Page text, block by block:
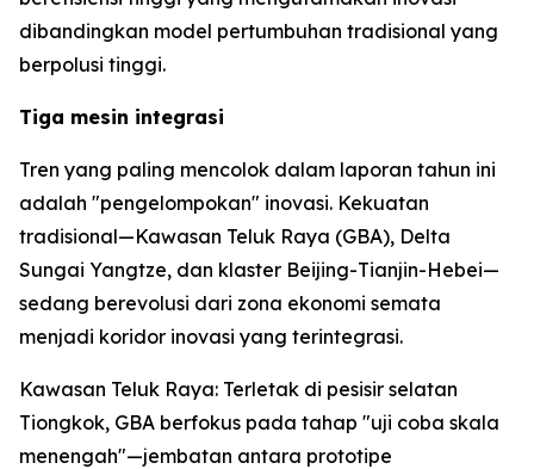
dibandingkan model pertumbuhan tradisional yang
berpolusi tinggi.
Tiga mesin integrasi
Tren yang paling mencolok dalam laporan tahun ini
adalah "pengelompokan" inovasi. Kekuatan
tradisional—Kawasan Teluk Raya (GBA), Delta
Sungai Yangtze, dan klaster Beijing-Tianjin-Hebei—
sedang berevolusi dari zona ekonomi semata
menjadi koridor inovasi yang terintegrasi.
Kawasan Teluk Raya: Terletak di pesisir selatan
Tiongkok, GBA berfokus pada tahap "uji coba skala
menengah"—jembatan antara prototipe